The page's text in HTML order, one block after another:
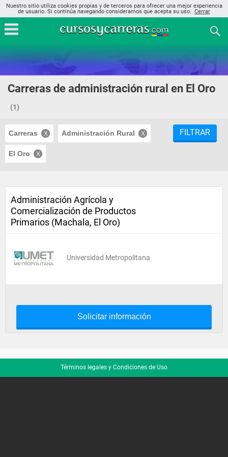
Nuestro sitio utiliza cookies propias y de terceros para ofrecer una mejor experiencia
de usuario. Si continúa navegando consideramos que acepta su uso.. Cerrar
Carreras de administración rural en El Oro
(1)
Carreras Administración Rural
El Oro
FILTRAR
Administración Agrícola y
Comercialización de Productos
Primarios (Machala, El Oro)
Universidad Metropolitana
Solicitar información
Términos legales y Condiciones de Uso